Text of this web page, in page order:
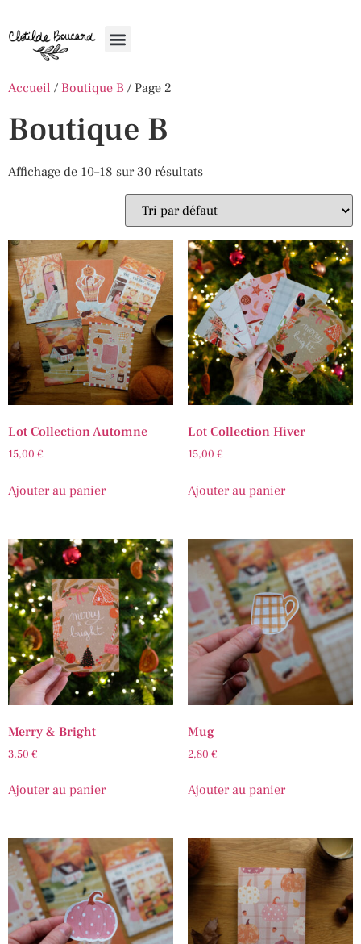
Accueil / Boutique B / Page 2
Boutique B
Affichage de 10–18 sur 30 résultats
Lot Collection Automne
15,00 €
Ajouter au panier
Lot Collection Hiver
15,00 €
Ajouter au panier
Merry & Bright
3,50 €
Ajouter au panier
Mug
2,80 €
Ajouter au panier